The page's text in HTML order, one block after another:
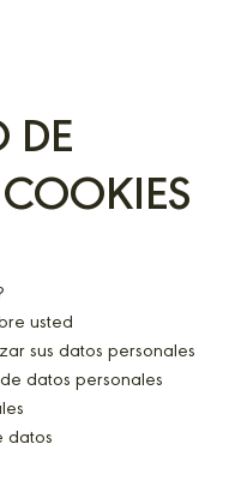
DE
usted
sus datos personales
datos personales
datos